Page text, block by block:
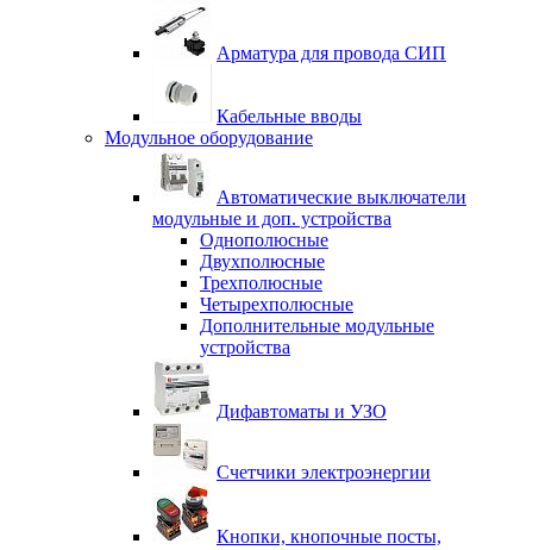
Арматура для провода СИП
Кабельные вводы
Модульное оборудование
Автоматические выключатели
модульные и доп. устройства
Однополюсные
Двухполюсные
Трехполюсные
Четырехполюсные
Дополнительные модульные
устройства
Дифавтоматы и УЗО
Счетчики электроэнергии
Кнопки, кнопочные посты,